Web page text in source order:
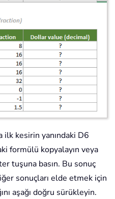
ilk kesirin yanındaki D6
formülü kopyalayın veya
tuşuna basın. Bu sonuç
sonuçları elde etmek için
aşağı doğru sürükleyin.